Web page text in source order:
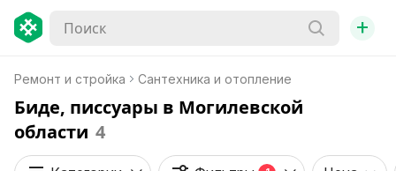
+
Ремонт и стройка Сантехника и отопление
Биде, писсуары в Могилевской
области 4